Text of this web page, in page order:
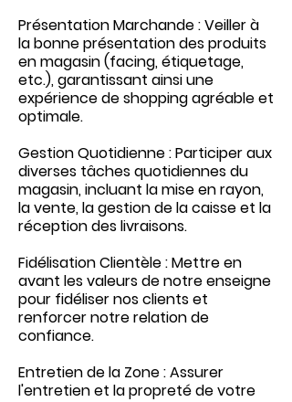
Présentation Marchande : Veiller à
la bonne présentation des produits
en magasin (facing, étiquetage,
etc.), garantissant ainsi une
expérience de shopping agréable et
optimale.
Gestion Quotidienne : Participer aux
diverses tâches quotidiennes du
magasin, incluant la mise en rayon,
la vente, la gestion de la caisse et la
réception des livraisons.
Fidélisation Clientèle : Mettre en
avant les valeurs de notre enseigne
pour fidéliser nos clients et
renforcer notre relation de
confiance.
Entretien de la Zone : Assurer
l'entretien et la propreté de votre